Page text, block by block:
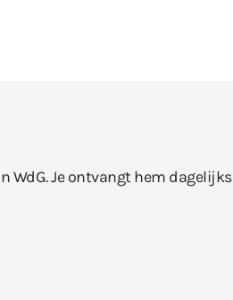
WdG. Je ontvangt hem dagelijks